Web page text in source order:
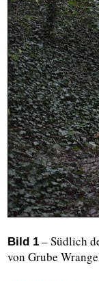
Bild 1 – Südlich
von Grube